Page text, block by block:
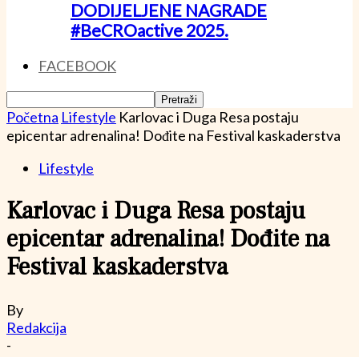
DODIJELJENE NAGRADE
#BeCROactive 2025.
FACEBOOK
Početna Lifestyle Karlovac i Duga Resa postaju
epicentar adrenalina! Dođite na Festival kaskaderstva
Lifestyle
Karlovac i Duga Resa postaju
epicentar adrenalina! Dođite na
Festival kaskaderstva
By
Redakcija
-